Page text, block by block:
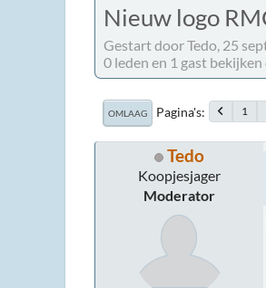
Nieuw logo
Gestart door Tedo, 25
0 leden en 1 gast
OMLAAG Pagina's 1
Tedo
Koopjesjager
Moderator